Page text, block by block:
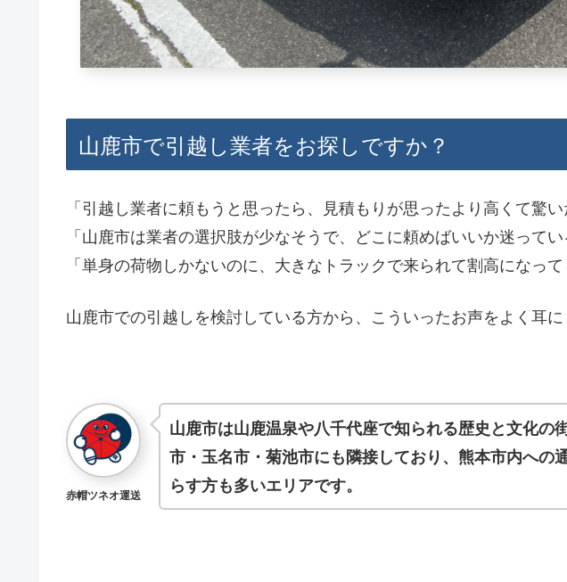
山鹿市で引越し業者をお探しですか？
「引越し業者に頼もうと思ったら、見積もりが思ったより高くて驚い
「山鹿市は業者の選択肢が少なそうで、どこに頼めばいいか迷ってい
「単身の荷物しかないのに、大きなトラックで来られて割高になって
山鹿市での引越しを検討している方から、こういったお声をよく耳に
赤帽ツネオ運送
山鹿市は山鹿温泉や八千代座で知られる歴史と文化の
市・玉名市・菊池市にも隣接しており、熊本市内への
らす方も多いエリアです。